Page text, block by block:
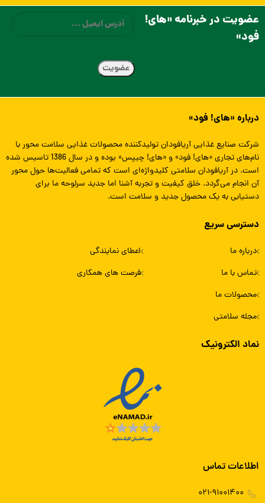
عضویت در خبرنامه «های!
فود»
درباره «های! فود»
شرکت صنایع غذایی آریافودان تولیدکننده محصولات غذایی سلامت محور با
نام‌های تجاری «های! فود» و «های! چیپس» بوده و در سال 1386 تاسیس شده
است. در آریافودان سلامتی کلیدواژه‌ای است که تمامی فعالیت‌ها حول محور
آن انجام می‌گردد. خلق کیفیت و تجربه آشنا اما جدید سرلوحه ما برای
دستیابی به یک محصول جدید و سلامت است.
دسترسی سریع
درباره ما
تماس با ما
محصولات ما
مجله سلامتی
اعطای نمایندگی
فرصت های همکاری
نماد الکترونیک
اطلاعات تماس
۰۲۱-۹۱۰۰۱۴۰۰